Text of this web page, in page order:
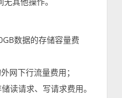
数据的存储容量费
网下行流量费用；
读请求、写请求费用。